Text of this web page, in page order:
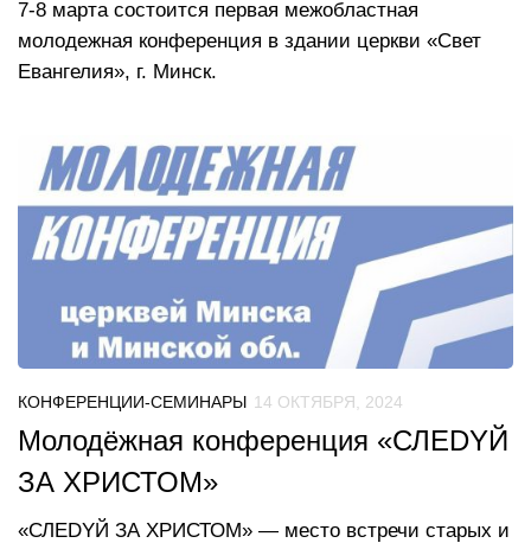
7-8 марта состоится первая межобластная
молодежная конференция в здании церкви «Свет
Евангелия», г. Минск.
КОНФЕРЕНЦИИ-СЕМИНАРЫ 14 ОКТЯБРЯ, 2024
Молодёжная конференция «СЛЕDYЙ
ЗА ХРИСТОМ»
«СЛЕDYЙ ЗА ХРИСТОМ» — место встречи старых и